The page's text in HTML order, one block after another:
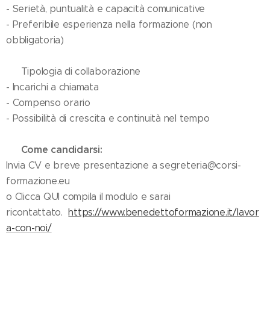
- Serietà, puntualità e capacità comunicative
- Preferibile esperienza nella formazione (non
obbligatoria)
💼 Tipologia di collaborazione
- Incarichi a chiamata
- Compenso orario
- Possibilità di crescita e continuità nel tempo
Come candidarsi:
Invia CV e breve presentazione a segreteria@corsi-
formazione.eu
o Clicca QUI compila il modulo e sarai
ricontattato. https://www.benedettoformazione.it/lavor
a-con-noi/